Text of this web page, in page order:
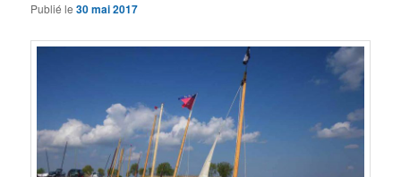
Publié le30 mai 2017